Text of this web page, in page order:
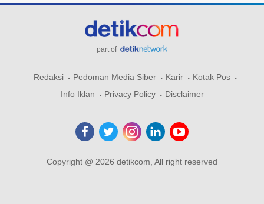
part of
Redaksi Pedoman Media Siber Karir
Kotak Pos
Info Iklan
Privacy Policy Disclaimer
Copyright @ 2026 detikcom, All right reserved